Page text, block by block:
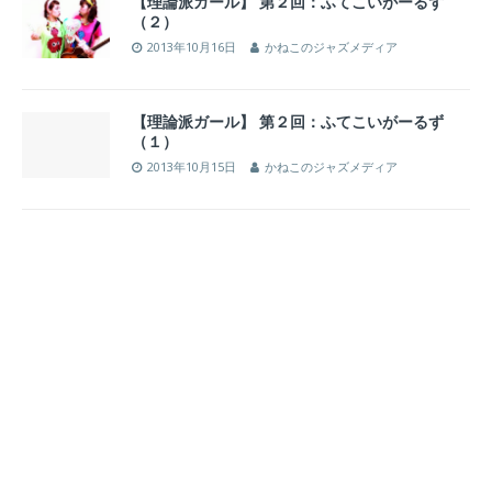
（２）
2013年10月16日 かねこのジャズメディア
【理論派ガール】 第２回：ふてこいがーるず
（１）
2013年10月15日 かねこのジャズメディア